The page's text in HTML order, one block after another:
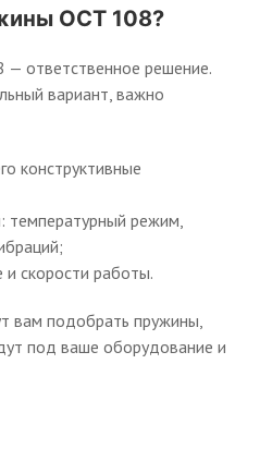
ОСТ 108?
ответственное решение.
вариант, важно
конструктивные
температурный режим,
и скорости работы.
вам подобрать пружины,
под ваше оборудование и